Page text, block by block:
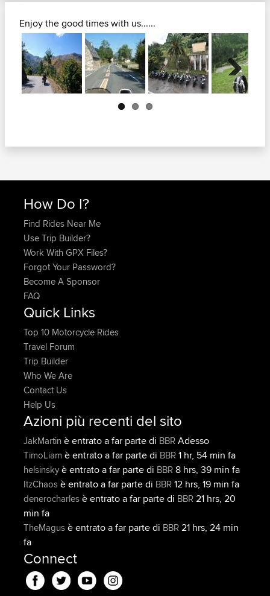
Enjoy the good times with us......
Next
How Do I?
Find Rides Near Me
Use Trip Builder?
Work With GPX Files?
Forgot Your Password?
Become A Sponsor
FAQ
Quick Links
Top 10 Motorcycle Rides
Travel Forum
Trip Builder
Who We Are
Contact Us
Help Us
Azioni più recenti del sito
JakMartinè entrato a far parte di BBRAdesso
TimoLiam è entrato a far parte di BBR1 hr, 54 min fa
helsinskyè entrato a far parte di BBR8 hrs, 39 min fa
ItzChaosè entrato a far parte di BBR12 hrs, 19 min fa
denerocharlesè entrato a far parte di BBR21 hrs, 20
min fa
TheMagusè entrato a far parte di BBR21 hrs, 24 min
fa
Connect